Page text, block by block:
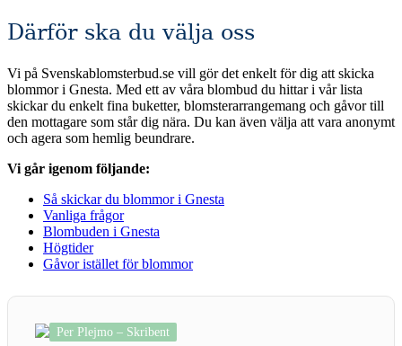
Därför ska du välja oss
Vi på Svenskablomsterbud.se vill gör det enkelt för dig att skicka
blommor i Gnesta. Med ett av våra blombud du hittar i vår lista
skickar du enkelt fina buketter, blomsterarrangemang och gåvor till
den mottagare som står dig nära. Du kan även välja att vara anonymt
och agera som hemlig beundrare.
Vi går igenom följande:
Så skickar du blommor i Gnesta
Vanliga frågor
Blombuden i Gnesta
Högtider
Gåvor istället för blommor
Per Plejmo – Skribent